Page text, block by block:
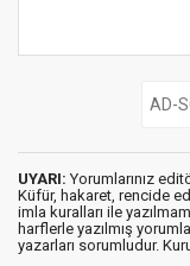
UYARI: Yorumlarınız
Küfür, hakaret, rencide
imla kuralları ile
harflerle yazılmış
yazarları sorumludur.